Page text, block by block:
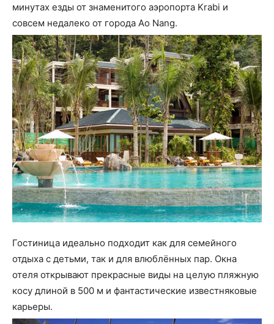
минутах езды от знаменитого аэропорта Krabi и
совсем недалеко от города Ao Nang.
Гостиница идеально подходит как для семейного
отдыха с детьми, так и для влюблённых пар. Окна
отеля открывают прекрасные виды на целую пляжную
косу длиной в 500 м и фантастические известняковые
карьеры.